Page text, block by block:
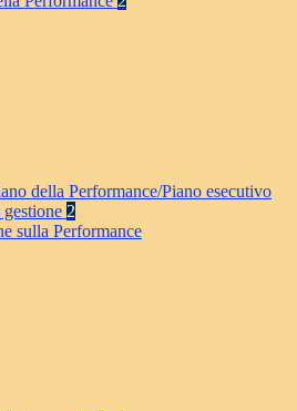
della Performance/Piano esecutivo
gestione 2
sulla Performance